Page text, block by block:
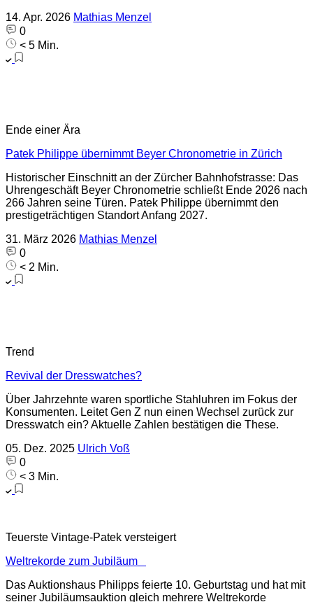
14. Apr. 2026 Mathias Menzel
0
< 5 Min.
Ende einer Ära
Patek Philippe übernimmt Beyer Chronometrie in Zürich
Historischer Einschnitt an der Zürcher Bahnhofstrasse: Das
Uhrengeschäft Beyer Chronometrie schließt Ende 2026 nach
266 Jahren seine Türen. Patek Philippe übernimmt den
prestigeträchtigen Standort Anfang 2027.
31. März 2026 Mathias Menzel
0
< 2 Min.
Trend
Revival der Dresswatches?
Über Jahrzehnte waren sportliche Stahluhren im Fokus der
Konsumenten. Leitet Gen Z nun einen Wechsel zurück zur
Dresswatch ein? Aktuelle Zahlen bestätigen die These.
05. Dez. 2025 Ulrich Voß
0
< 3 Min.
Teuerste Vintage-Patek versteigert
Weltrekorde zum Jubiläum
Das Auktionshaus Philipps feierte 10. Geburtstag und hat mit
seiner Jubiläumsauktion gleich mehrere Weltrekorde